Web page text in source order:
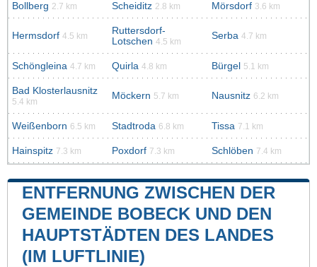
Bollberg 2.7 km Scheiditz 2.8 km Mörsdorf 3.6 km
Hermsdorf 4.5 km
Ruttersdorf-
Lotschen 4.5 km
Serba 4.7 km
Schöngleina 4.7 km Quirla 4.8 km Bürgel 5.1 km
Bad Klosterlausnitz
5.4 km
Möckern 5.7 km Nausnitz 6.2 km
Weißenborn 6.5 km Stadtroda 6.8 km Tissa 7.1 km
Hainspitz 7.3 km Poxdorf 7.3 km Schlöben 7.4 km
ENTFERNUNG ZWISCHEN DER
GEMEINDE BOBECK UND DEN
HAUPTSTÄDTEN DES LANDES
(IM LUFTLINIE)